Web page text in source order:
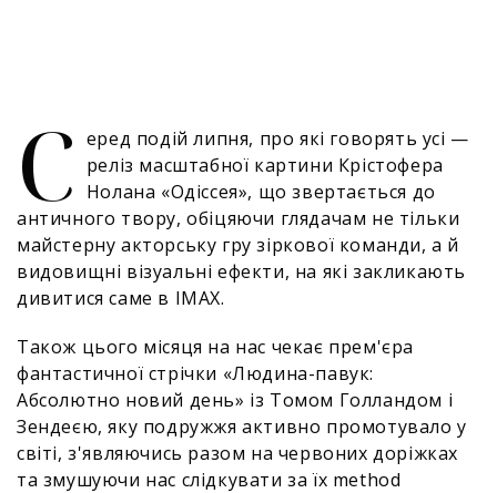
С еред подій липня, про які говорять усі —
реліз масштабної картини Крістофера
Нолана «Одіссея», що звертається до
античного твору, обіцяючи глядачам не тільки
майстерну акторську гру зіркової команди, а й
видовищні візуальні ефекти, на які закликають
дивитися саме в IMAX.
Також цього місяця на нас чекає прем'єра
фантастичної стрічки «Людина-павук:
Абсолютно новий день» із Томом Голландом і
Зендеєю, яку подружжя активно промотувало у
світі, з'являючись разом на червоних доріжках
та змушуючи нас слідкувати за їх method